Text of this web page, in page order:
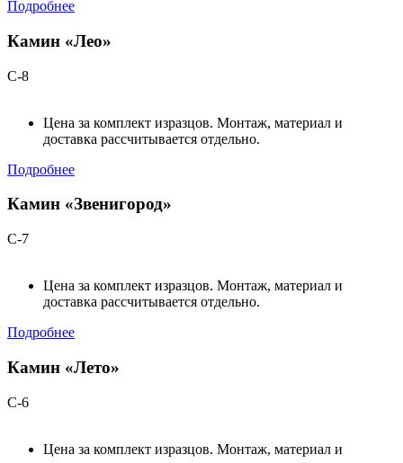
Подробнее
Камин «Лео»
С-8
Цена за комплект изразцов. Монтаж, материал и
доставка рассчитывается отдельно.
Подробнее
Камин «Звенигород»
С-7
Цена за комплект изразцов. Монтаж, материал и
доставка рассчитывается отдельно.
Подробнее
Камин «Лето»
С-6
Цена за комплект изразцов. Монтаж, материал и